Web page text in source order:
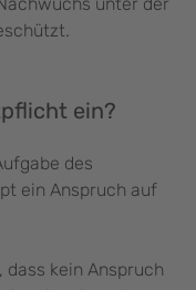
unter der
ein?
des
ein Anspruch auf
dass kein Anspruch